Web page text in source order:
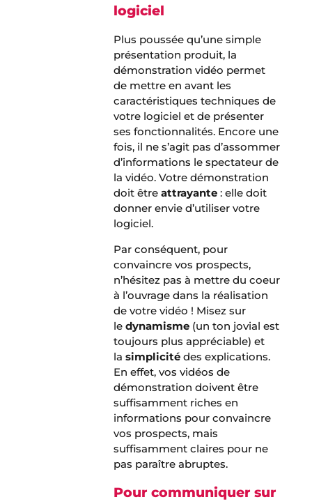
logiciel
Plus poussée qu’une simple
présentation produit, la
démonstration vidéo permet
de mettre en avant les
caractéristiques techniques de
votre logiciel et de présenter
ses fonctionnalités. Encore une
fois, il ne s’agit pas d’assommer
d’informations le spectateur de
la vidéo. Votre démonstration
doit êtreattrayante : elle doit
donner envie d’utiliser votre
logiciel.
Par conséquent, pour
convaincre vos prospects,
n’hésitez pas à mettre du coeur
à l’ouvrage dans la réalisation
de votre vidéo ! Misez sur
ledynamisme (un ton jovial est
toujours plus appréciable) et
lasimplicité des explications.
En effet, vos vidéos de
démonstration doivent être
suffisamment riches en
informations pour convaincre
vos prospects, mais
suffisamment claires pour ne
pas paraître abruptes.
Pour communiquer sur